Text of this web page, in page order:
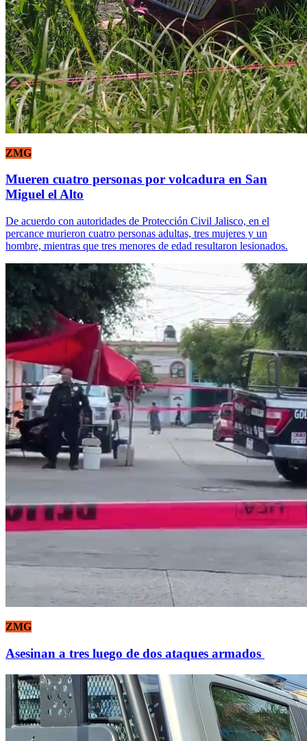
ZMG
Mueren cuatro personas por volcadura en San
Miguel el Alto
De acuerdo con autoridades de Protección Civil Jalisco, en el
percance murieron cuatro personas adultas, tres mujeres y un
hombre, mientras que tres menores de edad resultaron lesionados.
ZMG
Asesinan a tres luego de dos ataques armados